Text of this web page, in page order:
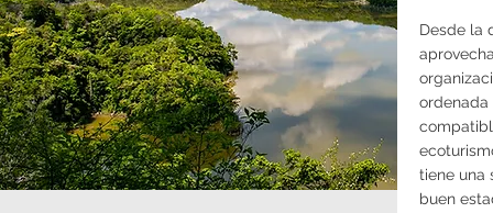
Desde la
ordenada
tiene una
buen